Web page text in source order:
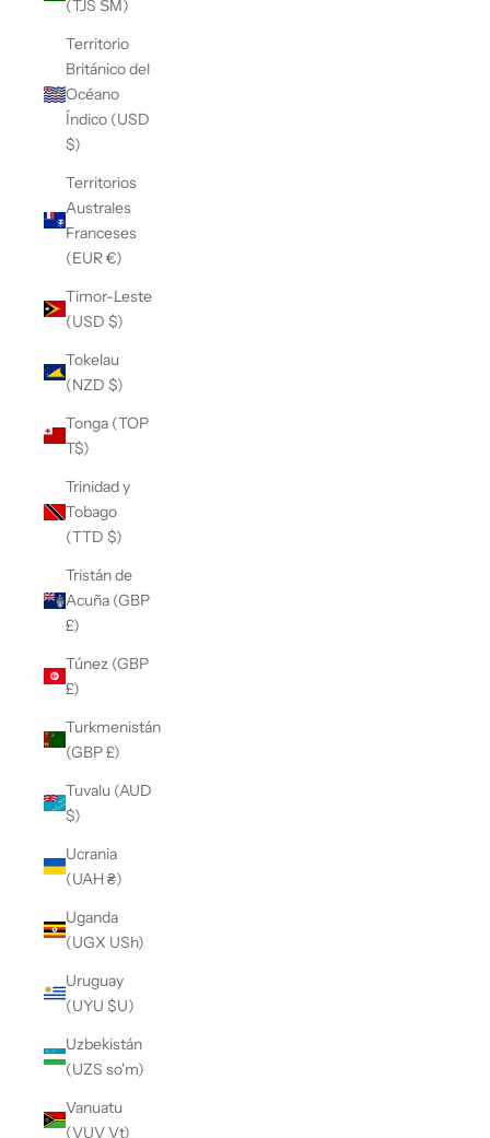
(TJS ЅМ)
Territorio
Británico del
Océano
Índico (USD
$)
Territorios
Australes
Franceses
(EUR €)
Timor-Leste
(USD $)
Tokelau
(NZD $)
Tonga (TOP
T$)
Trinidad y
Tobago
(TTD $)
Tristán de
Acuña (GBP
£)
Túnez (GBP
£)
Turkmenistán
(GBP £)
Tuvalu (AUD
$)
Ucrania
(UAH ₴)
Uganda
(UGX USh)
Uruguay
(UYU $U)
Uzbekistán
(UZS so'm)
Vanuatu
(VUV Vt)